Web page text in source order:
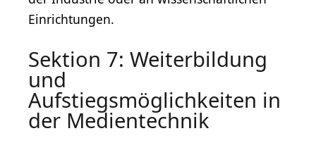
Einrichtungen.
Sektion 7: Weiterbildung
und
Aufstiegsmöglichkeiten in
der Medientechnik